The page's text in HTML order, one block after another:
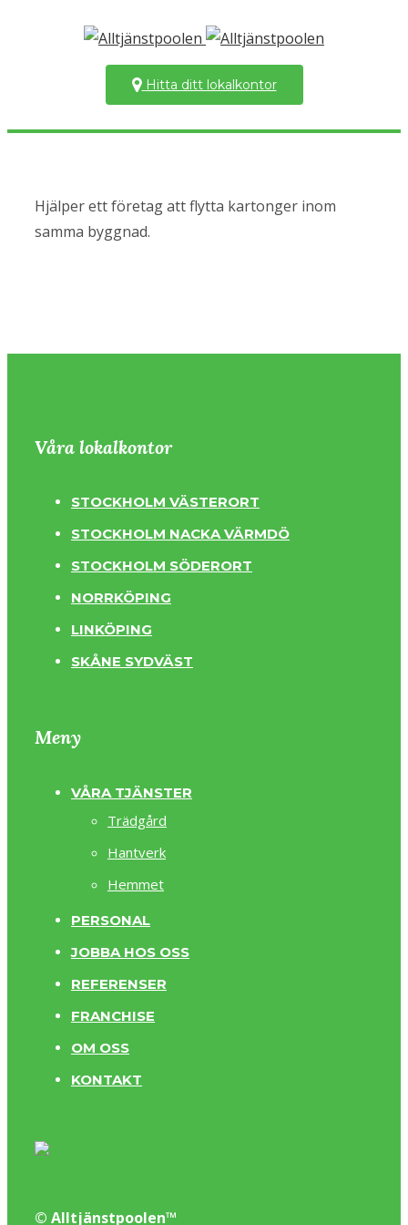
Hitta ditt lokalkontor
Hjälper ett företag att flytta kartonger inom
samma byggnad.
Våra lokalkontor
STOCKHOLM VÄSTERORT
STOCKHOLM NACKA VÄRMDÖ
STOCKHOLM SÖDERORT
NORRKÖPING
LINKÖPING
SKÅNE SYDVÄST
Meny
VÅRA TJÄNSTER
Trädgård
Hantverk
Hemmet
PERSONAL
JOBBA HOS OSS
REFERENSER
FRANCHISE
OM OSS
KONTAKT
© Alltjänstpoolen™